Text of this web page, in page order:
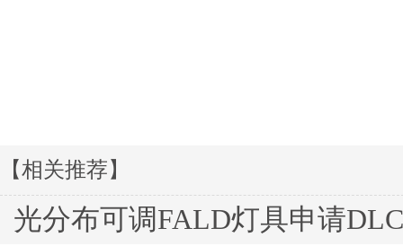
【相关推荐】
光分布可调FALD灯具申请DLC